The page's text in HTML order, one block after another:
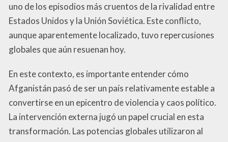
uno de los episodios más cruentos de la rivalidad entre
Estados Unidos y la Unión Soviética. Este conflicto,
aunque aparentemente localizado, tuvo repercusiones
globales que aún resuenan hoy.
En este contexto, es importante entender cómo
Afganistán pasó de ser un país relativamente estable a
convertirse en un epicentro de violencia y caos político.
La intervención externa jugó un papel crucial en esta
transformación. Las potencias globales utilizaron al